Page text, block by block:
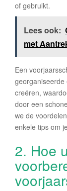
of gebruikt.
Lees ook:
met
Een
georganiseerde
creëren,
door een
we de
enkele tips om
2. Hoe